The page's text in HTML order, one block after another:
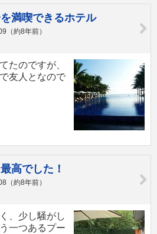
満喫できるホテル
（約8年前）
たのですが、
友人となので
高でした！
（約8年前）
、少し騒がし
一つあるプー